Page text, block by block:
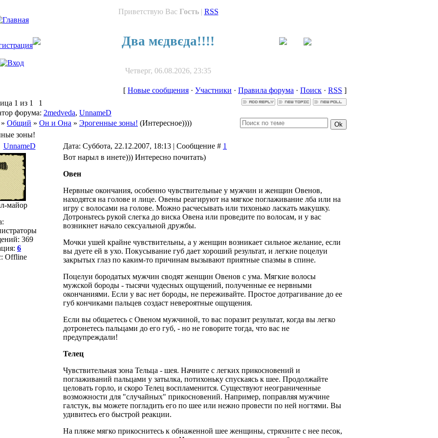
Приветствую Вас Гость| RSS
Два мєдвєда!!!!
Четверг, 06.08.2026, 23:35
[ Новые сообщения · Участники · Правила форума · Поиск · RSS ]
1 из 1
1
форума: 2medveda, UnnameD
» Общий » Он и Она » Эрогенные зоны! (Интересное))))
зоны!
UnnameD
Дата: Суббота, 22.12.2007, 18:13 | Сообщение # 1
майор
369
6
Offline
Вот нарыл в инете))) Интересно почитать)
Овен
Нервные окончания, особенно чувствительные у мужчин и женщин Овенов,
находятся на голове и лице. Овены реагируют на мягкое поглаживание лба или на
игру с волосами на голове. Можно расчесывать или тихонько ласкать макушку.
Дотроньтесь рукой слегка до виска Овена или проведите по волосам, и у вас
возникнет начало сексуальной дружбы.
Мочки ушей крайне чувствительны, а у женщин возникает сильное желание, если
вы дуете ей в ухо. Покусывание губ дает хороший результат, и легкие поцелуи
закрытых глаз по каким-то причинам вызывают приятные спазмы в спине.
Поцелуи бородатых мужчин сводят женщин Овенов с ума. Мягкие волосы
мужской бороды - тысячи чудесных ощущений, полученные ее нервными
окончаниями. Если у вас нет бороды, не переживайте. Простое дотрагивание до ее
губ кончиками пальцев создаст невероятные ощущения.
Если вы общаетесь с Овеном мужчиной, то вас поразит результат, когда вы легко
дотронетесь пальцами до его губ, - но не говорите тогда, что вас не
предупреждали!
Телец
Чувствительная зона Тельца - шея. Начните с легких прикосновений и
поглаживаний пальцами у затылка, потихоньку спускаясь к шее. Продолжайте
целовать горло, и скоро Телец воспламенится. Существуют неограниченные
возможности для "случайных" прикосновений. Например, поправляя мужчине
галстук, вы можете погладить его по шее или нежно провести по ней ногтями. Вы
удивитесь его быстрой реакции.
На пляже мягко прикоснитесь к обнаженной шее женщины, стряхните с нее песок,